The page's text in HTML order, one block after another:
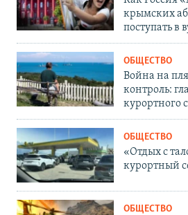
крымских
поступать в
ОБЩЕСТВО
Война на
контроль:
курортного
ОБЩЕСТВО
«Отдых с
курортный
ОБЩЕСТВО